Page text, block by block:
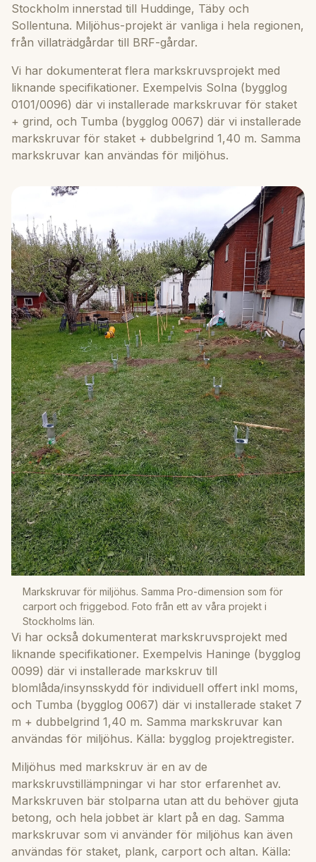
Stockholm innerstad till Huddinge, Täby och
Sollentuna. Miljöhus-projekt är vanliga i hela regionen,
från villaträdgårdar till BRF-gårdar.
Vi har dokumenterat flera markskruvsprojekt med
liknande specifikationer. Exempelvis Solna (bygglog
0101/0096) där vi installerade markskruvar för staket
+ grind, och Tumba (bygglog 0067) där vi installerade
markskruvar för staket + dubbelgrind 1,40 m. Samma
markskruvar kan användas för miljöhus.
Markskruvar för miljöhus. Samma Pro-dimension som för
carport och friggebod. Foto från ett av våra projekt i
Stockholms län.
Vi har också dokumenterat markskruvsprojekt med
liknande specifikationer. Exempelvis Haninge (bygglog
0099) där vi installerade markskruv till
blomlåda/insynsskydd för individuell offert inkl moms,
och Tumba (bygglog 0067) där vi installerade staket 7
m + dubbelgrind 1,40 m. Samma markskruvar kan
användas för miljöhus. Källa: bygglog projektregister.
Miljöhus med markskruv är en av de
markskruvstillämpningar vi har stor erfarenhet av.
Markskruven bär stolparna utan att du behöver gjuta
betong, och hela jobbet är klart på en dag. Samma
markskruvar som vi använder för miljöhus kan även
användas för staket, plank, carport och altan. Källa: